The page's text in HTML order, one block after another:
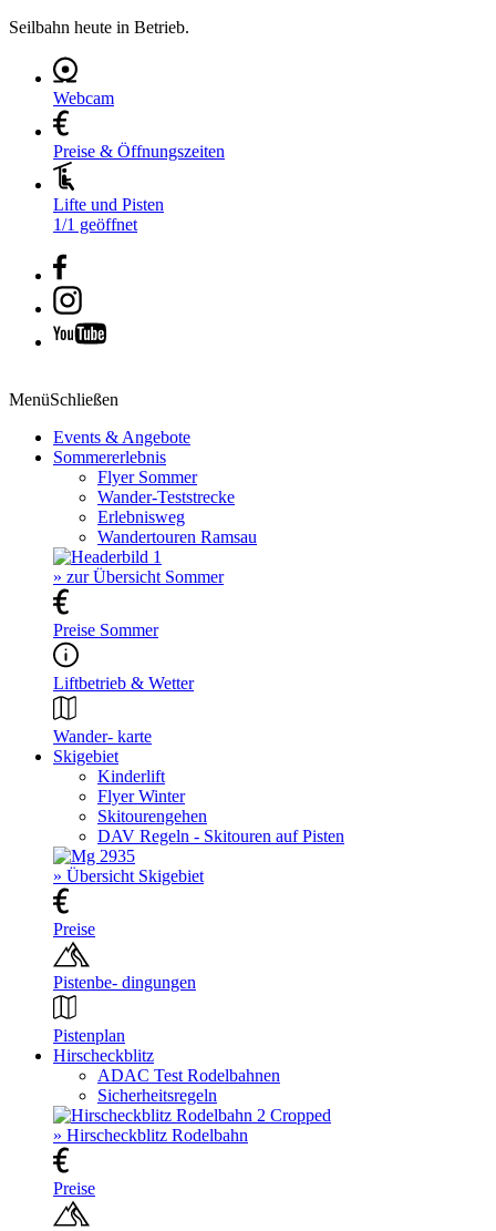
Seilbahn heute in Betrieb.
Webcam
Preise & Öffnungszeiten
Lifte und Pisten
1/1 geöffnet
MenüSchließen
Events & Angebote
Sommererlebnis
Flyer Sommer
Wander-Teststrecke
Erlebnisweg
Wandertouren Ramsau
» zur Übersicht Sommer
Preise Sommer
Liftbetrieb & Wetter
Wander- karte
Skigebiet
Kinderlift
Flyer Winter
Skitourengehen
DAV Regeln - Skitouren auf Pisten
» Übersicht Skigebiet
Preise
Pistenbe- dingungen
Pistenplan
Hirscheckblitz
ADAC Test Rodelbahnen
Sicherheitsregeln
» Hirscheckblitz Rodelbahn
Preise